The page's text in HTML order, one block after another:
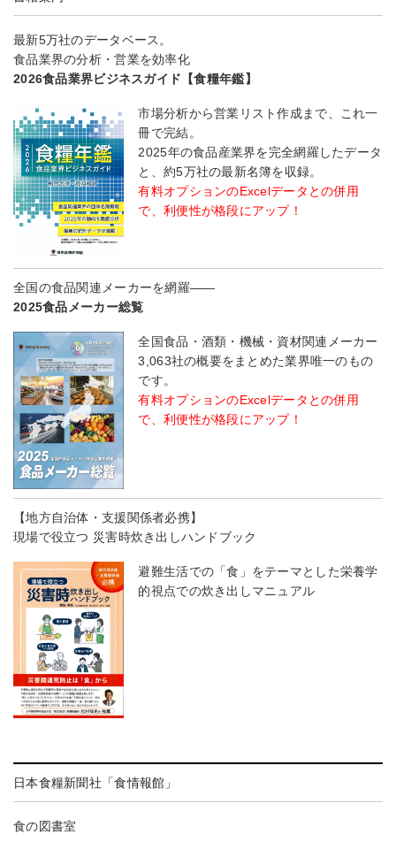
最新5万社のデータベース。
食品業界の分析・営業を効率化
2026食品業界ビジネスガイド【食糧年鑑】
市場分析から営業リスト作成まで、これ一
冊で完結。
2025年の食品産業界を完全網羅したデータ
と、約5万社の最新名簿を収録。
有料オプションのExcelデータとの併用
で、利便性が格段にアップ！
全国の食品関連メーカーを網羅――
2025食品メーカー総覧
全国食品・酒類・機械・資材関連メーカー
3,063社の概要をまとめた業界唯一のもの
です。
有料オプションのExcelデータとの併用
で、利便性が格段にアップ！
【地方自治体・支援関係者必携】
現場で役立つ 災害時炊き出しハンドブック
避難生活での「食」をテーマとした栄養学
的視点での炊き出しマニュアル
日本食糧新聞社「食情報館」
食の図書室